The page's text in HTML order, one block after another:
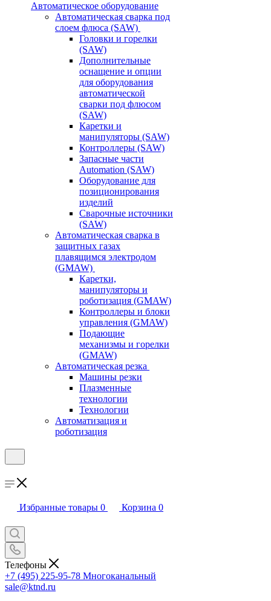
Автоматическое оборудование
Автоматическая сварка под
слоем флюса (SAW)
Головки и горелки
(SAW)
Дополнительные
оснащение и опции
для оборудования
автоматической
сварки под флюсом
(SAW)
Каретки и
манипуляторы (SAW)
Контроллеры (SAW)
Запасные части
Automation (SAW)
Оборудование для
позиционирования
изделий
Сварочные источники
(SAW)
Автоматическая сварка в
защитных газах
плавящимся электродом
(GMAW)
Каретки,
манипуляторы и
роботизация (GMAW)
Контроллеры и блоки
управления (GMAW)
Подающие
механизмы и горелки
(GMAW)
Автоматическая резка
Машины резки
Плазменные
технологии
Технологии
Автоматизация и
роботизация
Избранные товары 0 Корзина 0
Телефоны
+7 (495) 225-95-78 Многоканальный
sale@ktnd.ru